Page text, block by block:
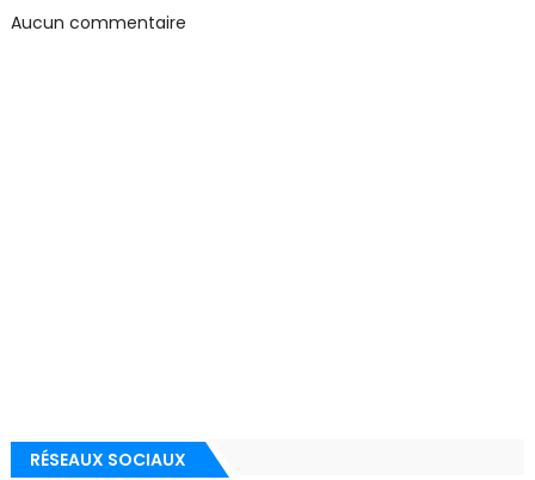
Aucun commentaire
RÉSEAUX SOCIAUX